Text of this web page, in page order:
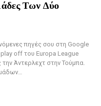
Των Δύο
πηγές σου στη Google
off του Europa League
Άντερλεχτ στην Τούμπα.